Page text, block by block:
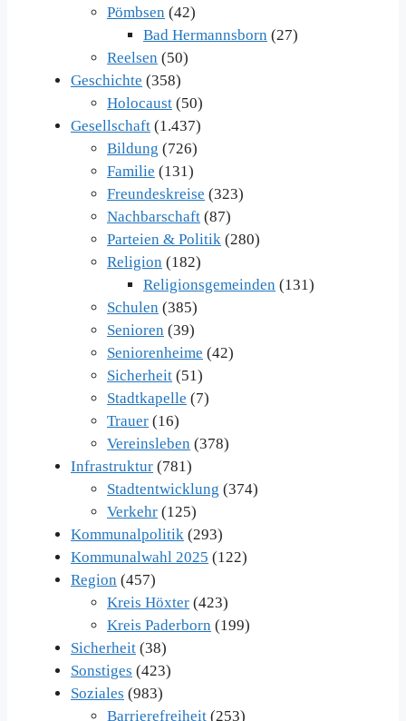
Pömbsen (42)
Bad Hermannsborn (27)
Reelsen (50)
Geschichte (358)
Holocaust (50)
Gesellschaft (1.437)
Bildung (726)
Familie (131)
Freundeskreise (323)
Nachbarschaft (87)
Parteien & Politik (280)
Religion (182)
Religionsgemeinden (131)
Schulen (385)
Senioren (39)
Seniorenheime (42)
Sicherheit (51)
Stadtkapelle (7)
Trauer (16)
Vereinsleben (378)
Infrastruktur (781)
Stadtentwicklung (374)
Verkehr (125)
Kommunalpolitik (293)
Kommunalwahl 2025 (122)
Region (457)
Kreis Höxter (423)
Kreis Paderborn (199)
Sicherheit (38)
Sonstiges (423)
Soziales (983)
Barrierefreiheit (253)